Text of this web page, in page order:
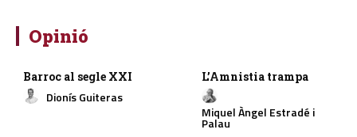
Opinió
Barroc al segle XXI
Dionís Guiteras
L’Amnistia trampa
Miquel Àngel Estradé i
Palau